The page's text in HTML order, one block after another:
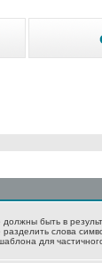
должны быть в
разделить слова
для